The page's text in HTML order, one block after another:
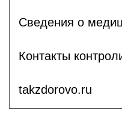
Сведения о
Контакты
takzdorovo.ru